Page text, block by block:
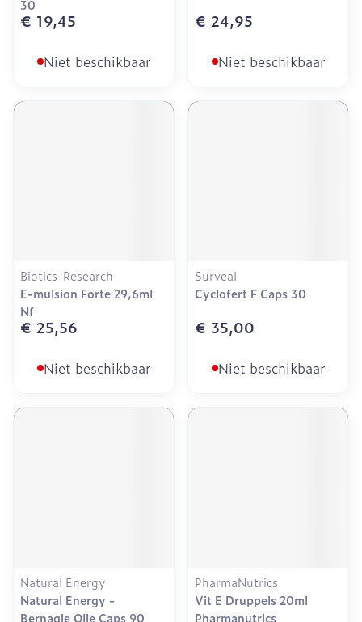
30
€ 19,45
Niet beschikbaar
€ 24,95
Niet beschikbaar
Biotics-Research
E-mulsion Forte 29,6ml
Nf
€ 25,56
Niet beschikbaar
Surveal
Cyclofert F Caps 30
€ 35,00
Niet beschikbaar
Natural Energy
Natural Energy -
Bernagie Olie Caps 90
PharmaNutrics
Vit E Druppels 20ml
Pharmanutrics